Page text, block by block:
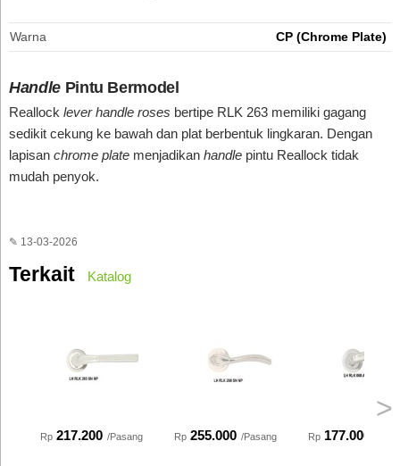
Warna CP (Chrome Plate)
HandlePintu Bermodel
Reallock lever handle roses bertipe RLK 263 memiliki gagang
sedikit cekung ke bawah dan plat berbentuk lingkaran. Dengan
lapisan chrome plate menjadikan handle pintu Reallock tidak
mudah penyok.
✎ 13-03-2026
Terkait Katalog
>
Rp 217.200 /Pasang Rp 255.000 /Pasang Rp 177.000